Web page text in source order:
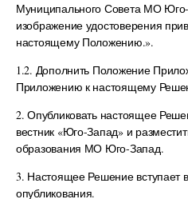
Муниципального Совета МО
изображение удостоверения
настоящему Положению.».
1.2. Дополнить Положение
Приложению к настоящему
2. Опубликовать настоящее
вестник «Юго-Запад» и
образования МО Юго-Запад.
3. Настоящее Решение вступает
опубликования.